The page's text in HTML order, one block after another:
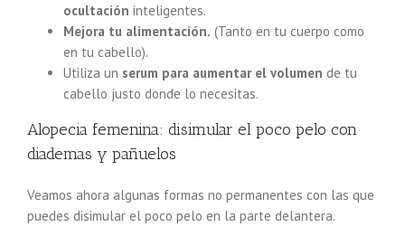
ocultación inteligentes.
Mejora tu alimentación. (Tanto en tu cuerpo como
en tu cabello).
Utiliza un serum para aumentar el volumen de tu
cabello justo donde lo necesitas.
Alopecia femenina: disimular el poco pelo con
diademas y pañuelos
Veamos ahora algunas formas no permanentes con las que
puedes disimular el poco pelo en la parte delantera.